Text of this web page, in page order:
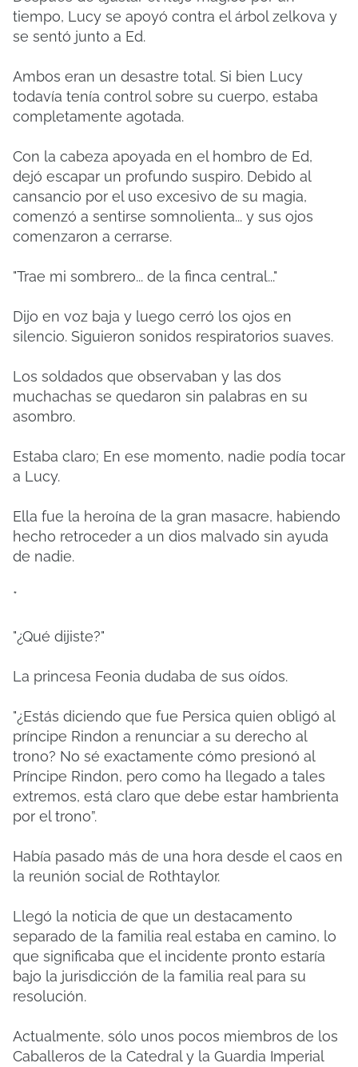
tiempo, Lucy se apoyó contra el árbol zelkova y
se sentó junto a Ed.
Ambos eran un desastre total. Si bien Lucy
todavía tenía control sobre su cuerpo, estaba
completamente agotada.
Con la cabeza apoyada en el hombro de Ed,
dejó escapar un profundo suspiro. Debido al
cansancio por el uso excesivo de su magia,
comenzó a sentirse somnolienta... y sus ojos
comenzaron a cerrarse.
"Trae mi sombrero... de la finca central..."
Dijo en voz baja y luego cerró los ojos en
silencio. Siguieron sonidos respiratorios suaves.
Los soldados que observaban y las dos
muchachas se quedaron sin palabras en su
asombro.
Estaba claro; En ese momento, nadie podía tocar
a Lucy.
Ella fue la heroína de la gran masacre, habiendo
hecho retroceder a un dios malvado sin ayuda
de nadie.
*
"¿Qué dijiste?"
La princesa Feonia dudaba de sus oídos.
"¿Estás diciendo que fue Persica quien obligó al
príncipe Rindon a renunciar a su derecho al
trono? No sé exactamente cómo presionó al
Príncipe Rindon, pero como ha llegado a tales
extremos, está claro que debe estar hambrienta
por el trono”.
Había pasado más de una hora desde el caos en
la reunión social de Rothtaylor.
Llegó la noticia de que un destacamento
separado de la familia real estaba en camino, lo
que significaba que el incidente pronto estaría
bajo la jurisdicción de la familia real para su
resolución.
Actualmente, sólo unos pocos miembros de los
Caballeros de la Catedral y la Guardia Imperial